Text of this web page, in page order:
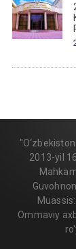
2013-yil
Ommaviy